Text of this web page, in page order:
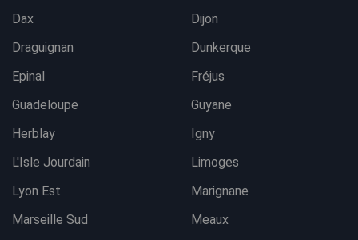
Dax
Dijon
Draguignan
Dunkerque
Epinal
Fréjus
Guadeloupe
Guyane
Herblay
Igny
L'Isle Jourdain
Limoges
Lyon Est
Marignane
Marseille Sud
Meaux